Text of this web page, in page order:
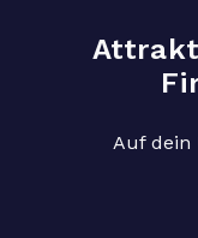
Auf dein